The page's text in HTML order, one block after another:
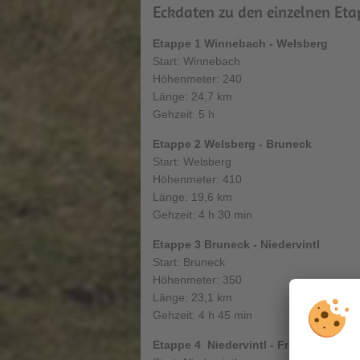
Eckdaten zu den einzelnen
Etappe 1 Winnebach - Welsberg
Start: Winnebach
Höhenmeter: 240
Länge: 24,7 km
Gehzeit: 5 h
Etappe 2 Welsberg - Bruneck
Start: Welsberg
Höhenmeter: 410
Länge: 19,6 km
Gehzeit: 4 h 30 min
Etappe 3 Bruneck - Niedervintl
Start: Bruneck
Höhenmeter: 350
Länge: 23,1 km
Gehzeit: 4 h 45 min
Etappe 4 Niedervintl - Franzensfeste